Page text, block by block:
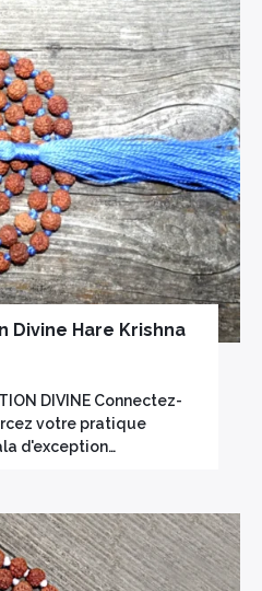
Divine Hare Krishna
DIVINE Connectez-
votre pratique
d'exception…